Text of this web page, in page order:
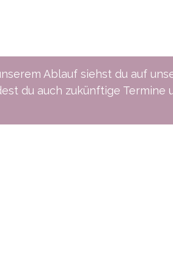
Ablauf siehst du auf
du auch zukünftige Termine